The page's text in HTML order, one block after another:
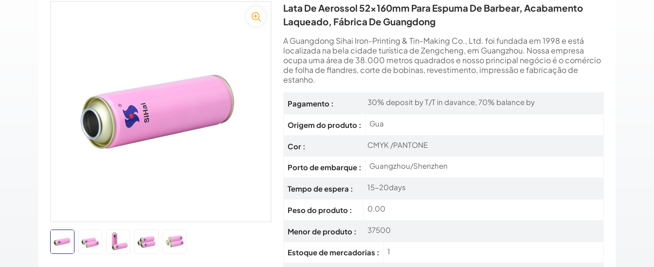
Lata De Aerossol 52x160mm Para Espuma De Barbear, Acabamento
Laqueado, Fábrica De Guangdong
A Guangdong Sihai Iron-Printing & Tin-Making Co., Ltd. foi fundada em 1998 e está
localizada na bela cidade turística de Zengcheng, em Guangzhou. Nossa empresa
ocupa uma área de 38.000 metros quadrados e nosso principal negócio é o comércio
de folha de flandres, corte de bobinas, revestimento, impressão e fabricação de
estanho.
Pagamento : 30% deposit by T/T in davance, 70% balance by
Origem do produto : Gua
Cor : CMYK /PANTONE
Porto de embarque : Guangzhou/Shenzhen
Tempo de espera : 15-20days
Peso do produto : 0.00
Menor de produto : 37500
Estoque de mercadorias : 1